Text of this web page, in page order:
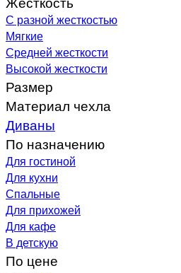
С разной жесткостью
Мягкие
Средней жесткости
Высокой жесткости
Размер
Материал чехла
Диваны
По назначению
Для гостиной
Для кухни
Спальные
Для прихожей
Для кафе
В детскую
По цене